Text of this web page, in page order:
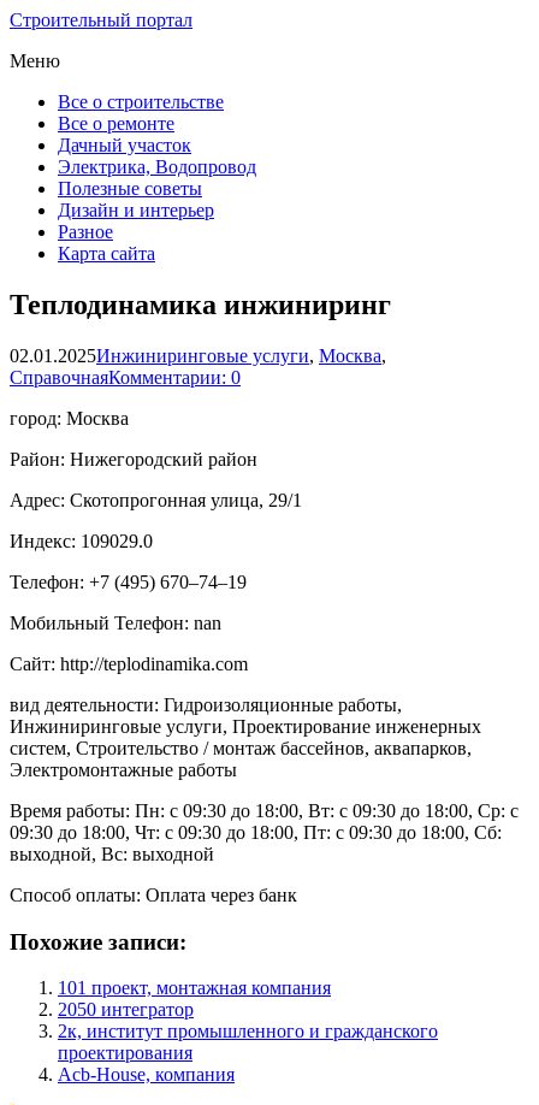
Строительный портал
Меню
Все о строительстве
Все о ремонте
Дачный участок
Электрика, Водопровод
Полезные советы
Дизайн и интерьер
Разное
Карта сайта
Теплодинамика инжиниринг
02.01.2025Инжиниринговые услуги, Москва,
СправочнаяКомментарии: 0
город: Москва
Район: Нижегородский район
Адрес: Скотопрогонная улица, 29/1
Индекс: 109029.0
Телефон: +7 (495) 670‒74‒19
Мобильный Телефон: nan
Сайт: http://teplodinamika.com
вид деятельности: Гидроизоляционные работы,
Инжиниринговые услуги, Проектирование инженерных
систем, Строительство / монтаж бассейнов, аквапарков,
Электромонтажные работы
Время работы: Пн: с 09:30 до 18:00, Вт: с 09:30 до 18:00, Ср: с
09:30 до 18:00, Чт: с 09:30 до 18:00, Пт: с 09:30 до 18:00, Сб:
выходной, Вс: выходной
Способ оплаты: Оплата через банк
Похожие записи:
101 проект, монтажная компания
2050 интегратор
2к, институт промышленного и гражданского
проектирования
Acb-House, компания